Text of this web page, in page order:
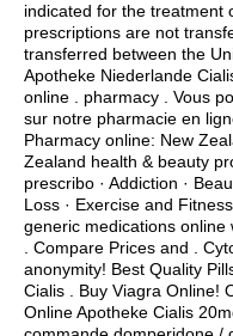
indicated for the treatment
prescriptions are not
transferred between the
Apotheke Niederlande
online . pharmacy . Vous
sur notre pharmacie en
Pharmacy online: New
Zealand health & beauty
prescribo · Addiction ·
Loss · Exercise and
generic medications online
. Compare Prices and .
anonymity! Best Quality
Cialis . Buy Viagra Online!
Online Apotheke Cialis